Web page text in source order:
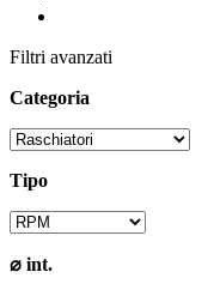
Filtri avanzati
Categoria
Tipo
⌀ int.